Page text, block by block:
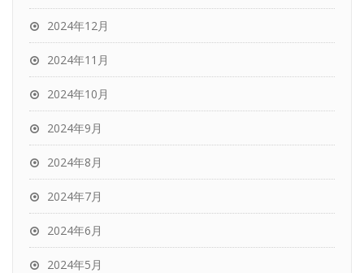
2024年12月
2024年11月
2024年10月
2024年9月
2024年8月
2024年7月
2024年6月
2024年5月